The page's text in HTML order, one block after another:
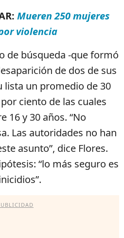
Mueren 250 mujeres
violencia
de búsqueda -que formó
de dos de sus
lista un promedio de 30
ciento de las cuales
16 y 30 años. “No
Las autoridades no han
asunto”, dice Flores.
“lo más seguro es